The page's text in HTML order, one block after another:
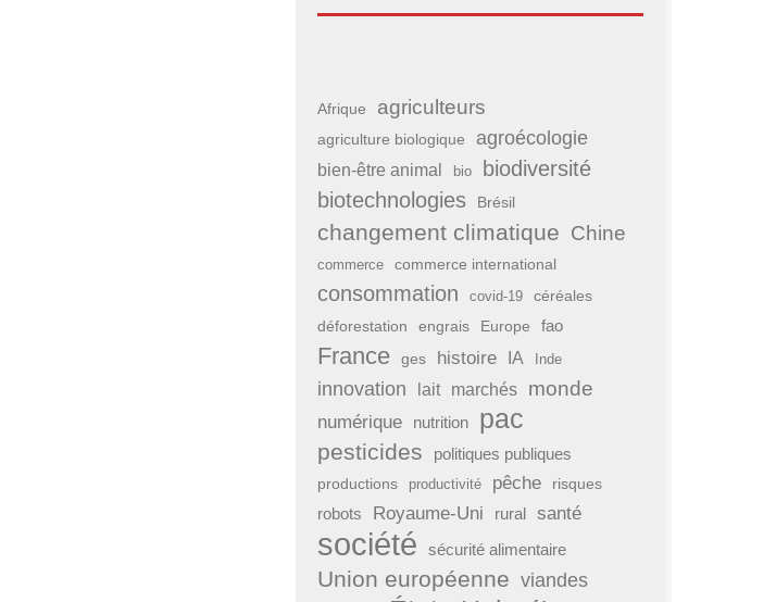
Afrique agriculteurs
agriculture biologique agroécologie
bien-être animal bio
biodiversité
biotechnologies
Brésil
changement climatique Chine
commerce commerce international
consommation covid-19 céréales
déforestation engrais Europe fao
France ges histoire IA Inde
innovation lait marchés monde
numérique nutrition pac
pesticides politiques publiques
productions productivité pêche
risques
robots
Royaume-Uni rural santé
société sécurité alimentaire
Union européenne viandes